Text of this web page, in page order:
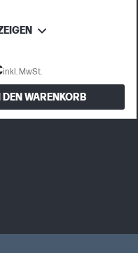
inkl. MwSt.
DEN WARENKORB